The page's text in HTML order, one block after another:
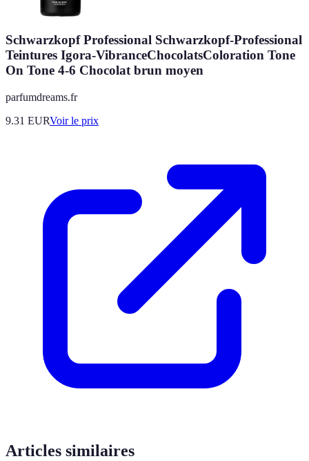
Schwarzkopf Professional Schwarzkopf-Professional
Teintures Igora-VibranceChocolatsColoration Tone
On Tone 4-6 Chocolat brun moyen
parfumdreams.fr
9.31 EURVoir le prix
Articles similaires